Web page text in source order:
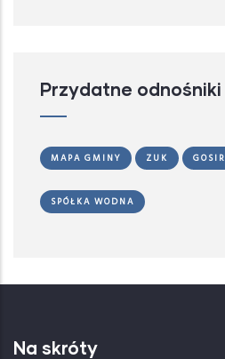
Przydatne odnośniki
MAPA GMINY ZUK GOSIR
SPÓŁKA WODNA
Na skróty